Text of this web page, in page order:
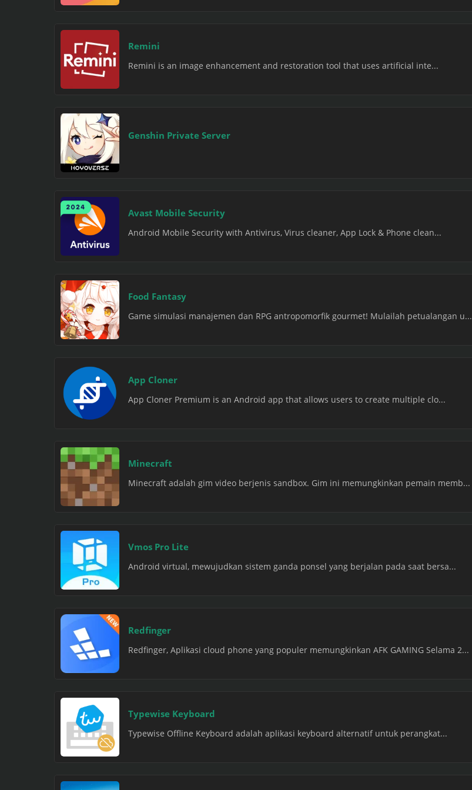
Remini
Remini is an image enhancement and restoration tool that uses artificial inte...
Genshin Private Server
Avast Mobile Security
Android Mobile Security with Antivirus, Virus cleaner, App Lock & Phone clean...
Food Fantasy
Game simulasi manajemen dan RPG antropomorfik gourmet! Mulailah petualangan u...
App Cloner
App Cloner Premium is an Android app that allows users to create multiple clo...
Minecraft
Minecraft adalah gim video berjenis sandbox. Gim ini memungkinkan pemain memb...
Vmos Pro Lite
Android virtual, mewujudkan sistem ganda ponsel yang berjalan pada saat bersa...
Redfinger
Redfinger, Aplikasi cloud phone yang populer memungkinkan AFK GAMING Selama 2...
Typewise Keyboard
Typewise Offline Keyboard adalah aplikasi keyboard alternatif untuk perangkat...